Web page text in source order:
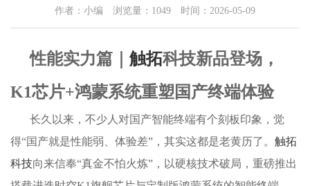
作者：小编 浏览量： 1049 时间：2026-05-09
性能实力篇｜ 触拓科技新品登场，
K1芯片+鸿蒙系统重塑国产终端体验
长久以来，不少人对国产智能终端有个刻板印象，觉
得“国产就是性能弱、体验差”，其实这都是老黄历了。 触拓
科技向来信奉“真金不怕火炼”，以硬核技术破局，重磅推出